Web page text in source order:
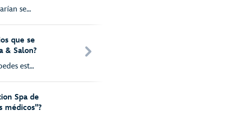
se...
que se
& Salon?
est...
Spa de
médicos"?